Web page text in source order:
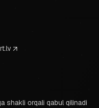
shakli orqali qabul qilinadi